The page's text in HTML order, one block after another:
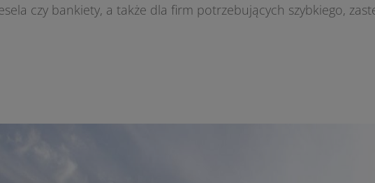
czy bankiety, a także dla firm potrzebujących szybkiego,